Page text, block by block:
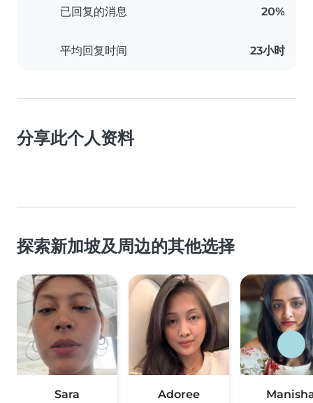
已回复的消息 20%
平均回复时间 23小时
分享此个人资料
探索新加坡及周边的其他选择
Sara Adoree